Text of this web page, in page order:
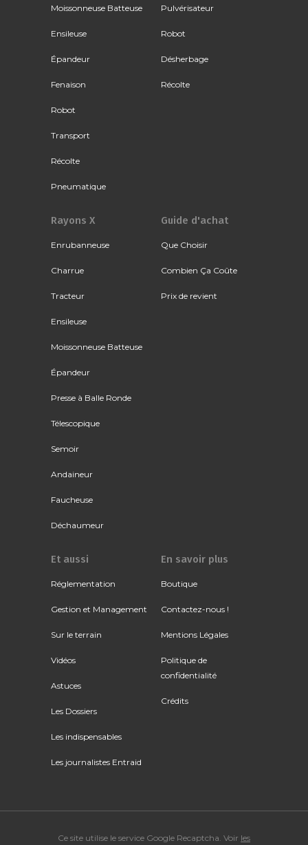
Moissonneuse Batteuse
Ensileuse
Épandeur
Fenaison
Robot
Transport
Récolte
Pneumatique
Pulvérisateur
Robot
Désherbage
Récolte
Rayons X
Enrubanneuse
Charrue
Tracteur
Ensileuse
Moissonneuse Batteuse
Épandeur
Presse à Balle Ronde
Télescopique
Semoir
Andaineur
Faucheuse
Déchaumeur
Guide d'achat
Que Choisir
Combien Ça Coûte
Prix de revient
Et aussi
Réglementation
Gestion et Management
Sur le terrain
Vidéos
Astuces
Les Dossiers
Les indispensables
Les journalistes Entraid
En savoir plus
Boutique
Contactez-nous !
Mentions Légales
Politique de
confidentialité
Crédits
Ce site utilise le service Google Recaptcha. Voir les